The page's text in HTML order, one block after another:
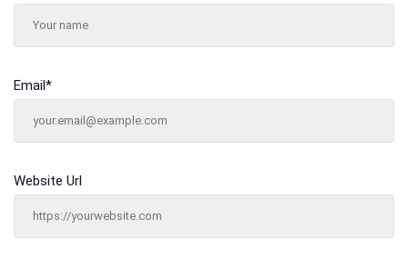
Email *
Website Url